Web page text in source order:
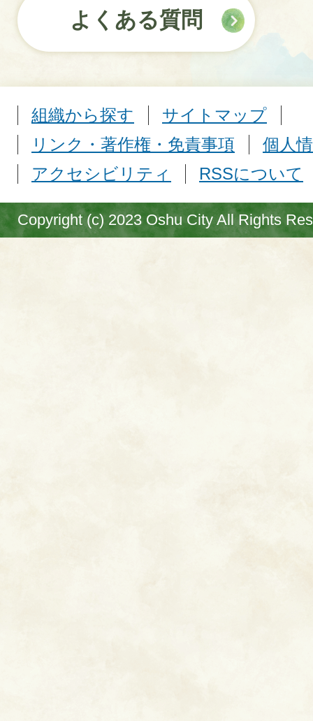
よくある質問
組織から探す
サイトマップ
リンク・著作権・免責事項
個人
アクセシビリティ
RSSについて
Copyright (c) 2023 Oshu City All Rights